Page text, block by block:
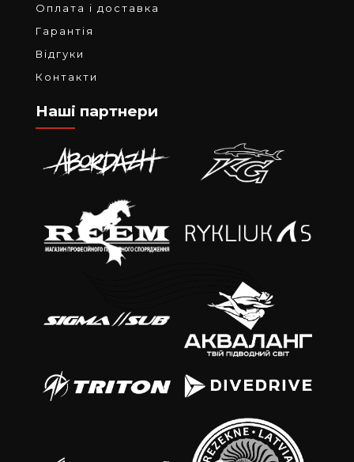
Оплата і доставка
Гарантія
Відгуки
Контакти
Наші партнери